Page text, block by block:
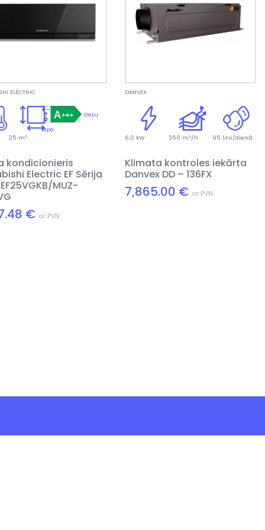
ELECTRIC
Datu
lapa
25 m²
kondicionieris
Electric EF Sērija
MUZ-
€ ar PVN
DANVEX
95 litri/dienā
350 m³/h
6,0 kW
Klimata kontroles iekārta
Danvex DD – 136FX
7,865.00 € ar PVN